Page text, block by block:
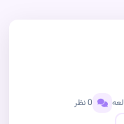
0 نظر